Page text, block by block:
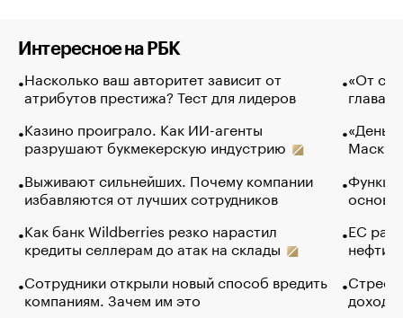
Интересное на РБК
Насколько ваш авторитет зависит от
атрибутов престижа? Тест для лидеров
Казино проиграло. Как ИИ-агенты
разрушают букмекерскую индустрию
Выживают сильнейших. Почему компании
избавляются от лучших сотрудников
Как банк Wildberries резко нарастил
кредиты селлерам до атак на склады
Сотрудники открыли новый способ вредить
компаниям. Зачем им это
«От
глава
Маск в
основ
ЕС
нефти